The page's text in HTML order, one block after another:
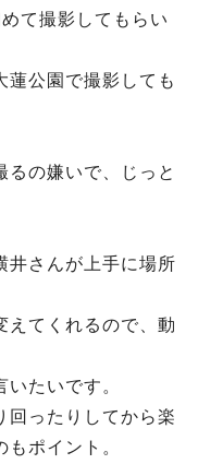
て撮影してもらい
蓮公園で撮影しても
るの嫌いで、じっと
井さんが上手に場所
えてくれるので、動
たいです。
回ったりしてから楽
ポイント。